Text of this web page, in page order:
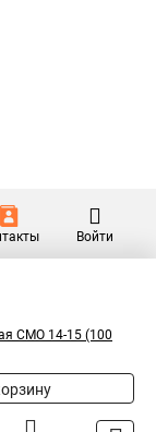
Войти
СМО 14-15 (100